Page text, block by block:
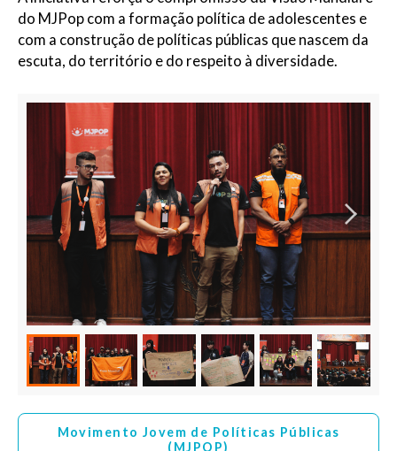
do MJPop com a formação política de adolescentes e
com a construção de políticas públicas que nascem da
escuta, do território e do respeito à diversidade.
Movimento Jovem de Políticas Públicas
(MJPOP)